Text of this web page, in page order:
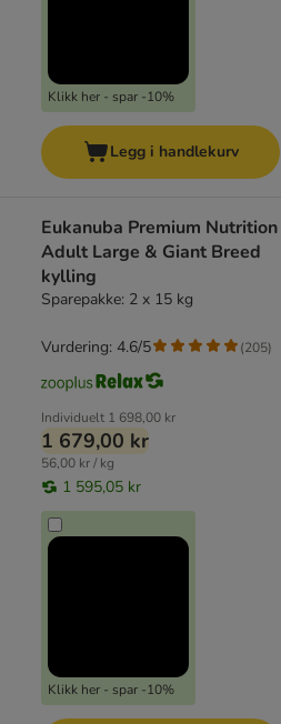
Klikk her - spar -10%
Legg i handlekurv
Eukanuba Premium Nutrition
Adult Large & Giant Breed
kylling
Sparepakke: 2 x 15 kg
Individuelt 1 698,00 kr
1 679,00 kr
56,00 kr / kg
1 595,05 kr
Klikk her - spar -10%
Vurdering: 4.6/5 (205)